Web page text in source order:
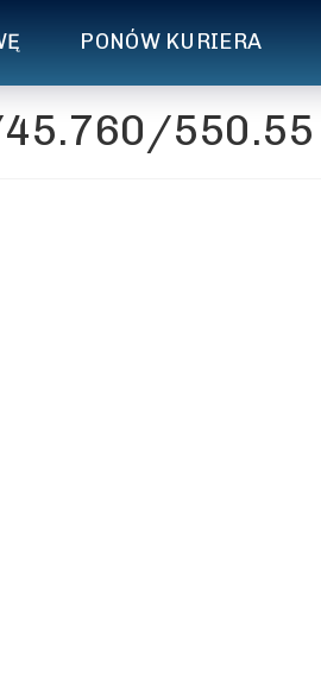
PONÓW KURIERA
550.55